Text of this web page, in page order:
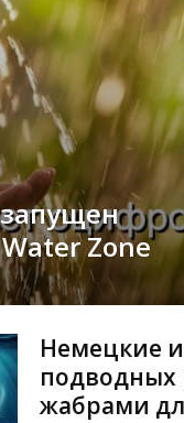
Zone
Немецкие
подводных
жабрами